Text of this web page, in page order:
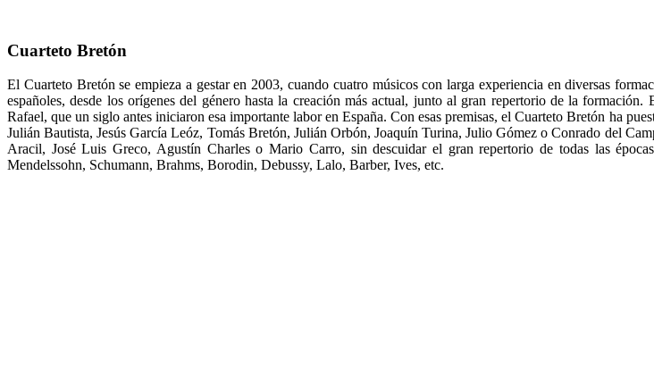
Cuarteto Bretón
El Cuarteto Bretón se empieza a gestar en 2003, cuando cuatro músicos con larga experiencia en diversas
españoles, desde los orígenes del género hasta la creación más actual, junto al gran repertorio de la
Rafael, que un siglo antes iniciaron esa importante labor en España. Con esas premisas, el Cuarteto Bretón ha
Julián Bautista, Jesús García Leóz, Tomás Bretón, Julián Orbón, Joaquín Turina, Julio Gómez o Conrado del
Aracil, José Luis Greco, Agustín Charles o Mario Carro, sin descuidar el gran repertorio de todas las
Mendelssohn, Schumann, Brahms, Borodin, Debussy, Lalo, Barber, Ives, etc.